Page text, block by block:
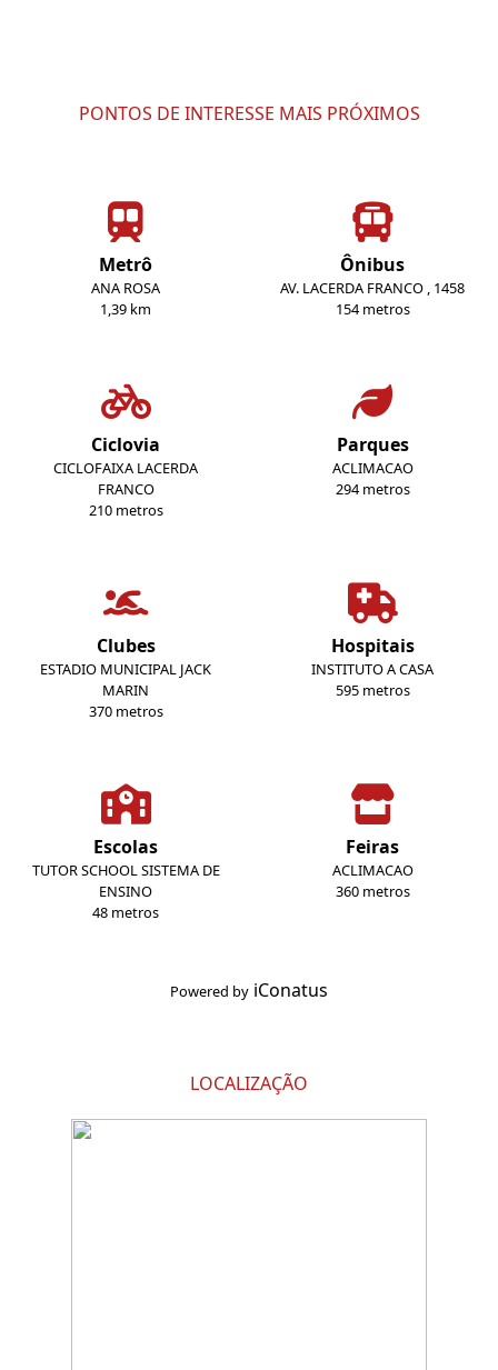
PONTOS DE INTERESSE MAIS PRÓXIMOS
Metrô
ANA ROSA
1,39 km
Ônibus
AV. LACERDA FRANCO , 1458
154 metros
Ciclovia
CICLOFAIXA LACERDA
FRANCO
210 metros
Parques
ACLIMACAO
294 metros
Clubes
ESTADIO MUNICIPAL JACK
MARIN
370 metros
Hospitais
INSTITUTO A CASA
595 metros
Escolas
TUTOR SCHOOL SISTEMA DE
ENSINO
48 metros
Feiras
ACLIMACAO
360 metros
Powered by iConatus
LOCALIZAÇÃO